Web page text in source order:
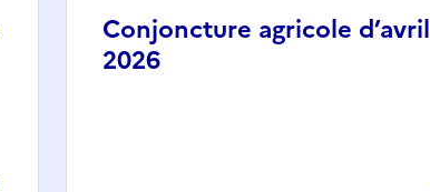
Conjoncture agricole d’avril
2026